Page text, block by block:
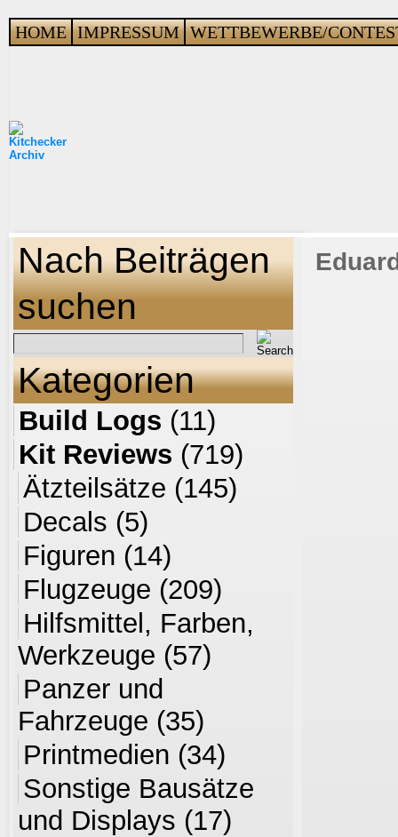
HOME IMPRESSUM WETTBEWERBE/
Nach Beiträgen
suchen
Kategorien
Build Logs (11)
Kit Reviews (719)
Ätzteilsätze (145)
Decals (5)
Figuren (14)
Flugzeuge (209)
Hilfsmittel, Farben,
Werkzeuge (57)
Panzer und
Fahrzeuge (35)
Printmedien (34)
Sonstige Bausätze
und Displays (17)